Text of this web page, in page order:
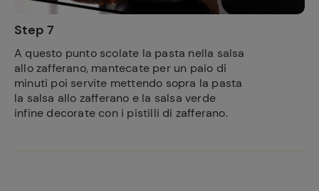
Step 7
A questo punto scolate la pasta nella salsa
allo zafferano, mantecate per un paio di
minuti poi servite mettendo sopra la pasta
la salsa allo zafferano e la salsa verde
infine decorate con i pistilli di zafferano.